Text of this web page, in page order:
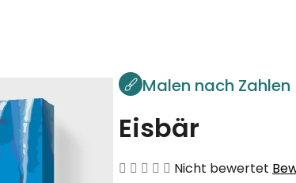
Malen nach Zahlen
Eisbär
Die
Nicht bewertet